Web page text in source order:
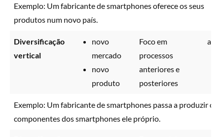
Exemplo: Um fabricante de smartphones oferece os seus
produtos num novo país.
Diversificação
vertical
novo
mercado
novo
produto
Foco em
processos
anteriores e
posteriores
alto
Exemplo: Um fabricante de smartphones passa a produzir os
componentes dos smartphones ele próprio.